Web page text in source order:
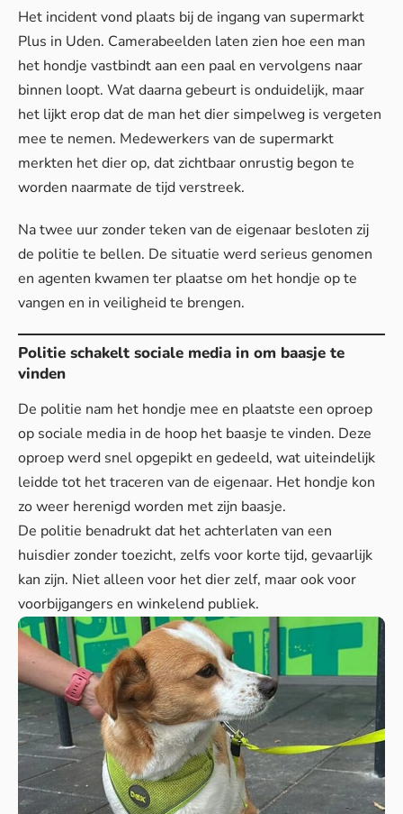
Het incident vond plaats bij de ingang van supermarkt
Plus in Uden. Camerabeelden laten zien hoe een man
het hondje vastbindt aan een paal en vervolgens naar
binnen loopt. Wat daarna gebeurt is onduidelijk, maar
het lijkt erop dat de man het dier simpelweg is vergeten
mee te nemen. Medewerkers van de supermarkt
merkten het dier op, dat zichtbaar onrustig begon te
worden naarmate de tijd verstreek.
Na twee uur zonder teken van de eigenaar besloten zij
de politie te bellen. De situatie werd serieus genomen
en agenten kwamen ter plaatse om het hondje op te
vangen en in veiligheid te brengen.
Politie schakelt sociale media in om baasje te
vinden
De politie nam het hondje mee en plaatste een oproep
op sociale media in de hoop het baasje te vinden. Deze
oproep werd snel opgepikt en gedeeld, wat uiteindelijk
leidde tot het traceren van de eigenaar. Het hondje kon
zo weer herenigd worden met zijn baasje.
De politie benadrukt dat het achterlaten van een
huisdier zonder toezicht, zelfs voor korte tijd, gevaarlijk
kan zijn. Niet alleen voor het dier zelf, maar ook voor
voorbijgangers en winkelend publiek.